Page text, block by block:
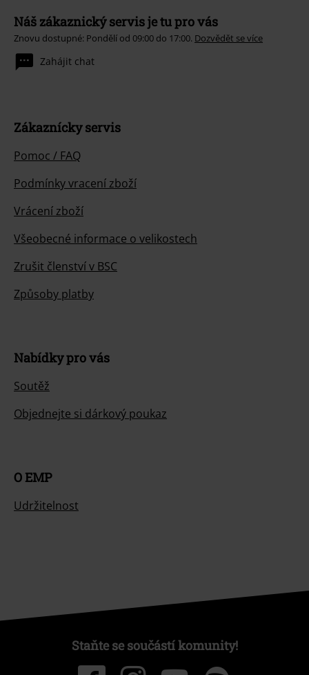
Náš zákaznický servis je tu pro vás
Znovu dostupné: Pondělí od 09:00 do 17:00. Dozvědět se více
Zahájit chat
Zákaznícky servis
Pomoc / FAQ
Podmínky vracení zboží
Vrácení zboží
Všeobecné informace o velikostech
Zrušit členství v BSC
Způsoby platby
Nabídky pro vás
Soutěž
Objednejte si dárkový poukaz
O EMP
Udržitelnost
Staňte se součástí komunity!